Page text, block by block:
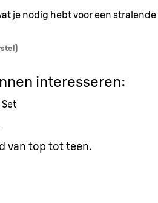
je nodig hebt voor een stralende
interesseren:
van top tot teen.